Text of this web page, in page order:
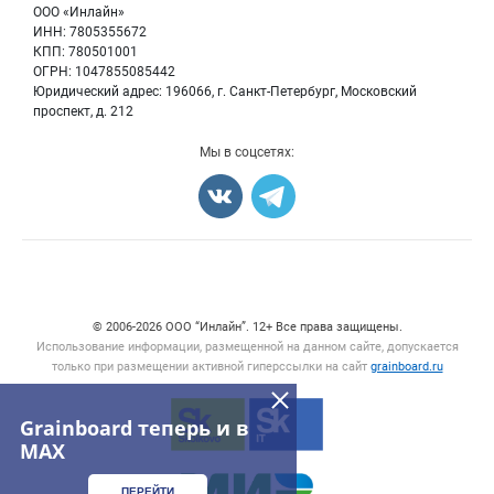
Grainboard теперь и в
MAX
ПЕРЕЙТИ
ООО «Инлайн»
ИНН: 7805355672
КПП: 780501001
ОГРН: 1047855085442
Юридический адрес: 196066, г. Санкт-Петербург, Московский
проспект, д. 212
Мы в соцсетях:
© 2006‑2026 ООО “Инлайн”. 12+ Все права защищены.
Использование информации, размещенной на данном сайте, допускается
только при размещении активной гиперссылки на сайт grainboard.ru